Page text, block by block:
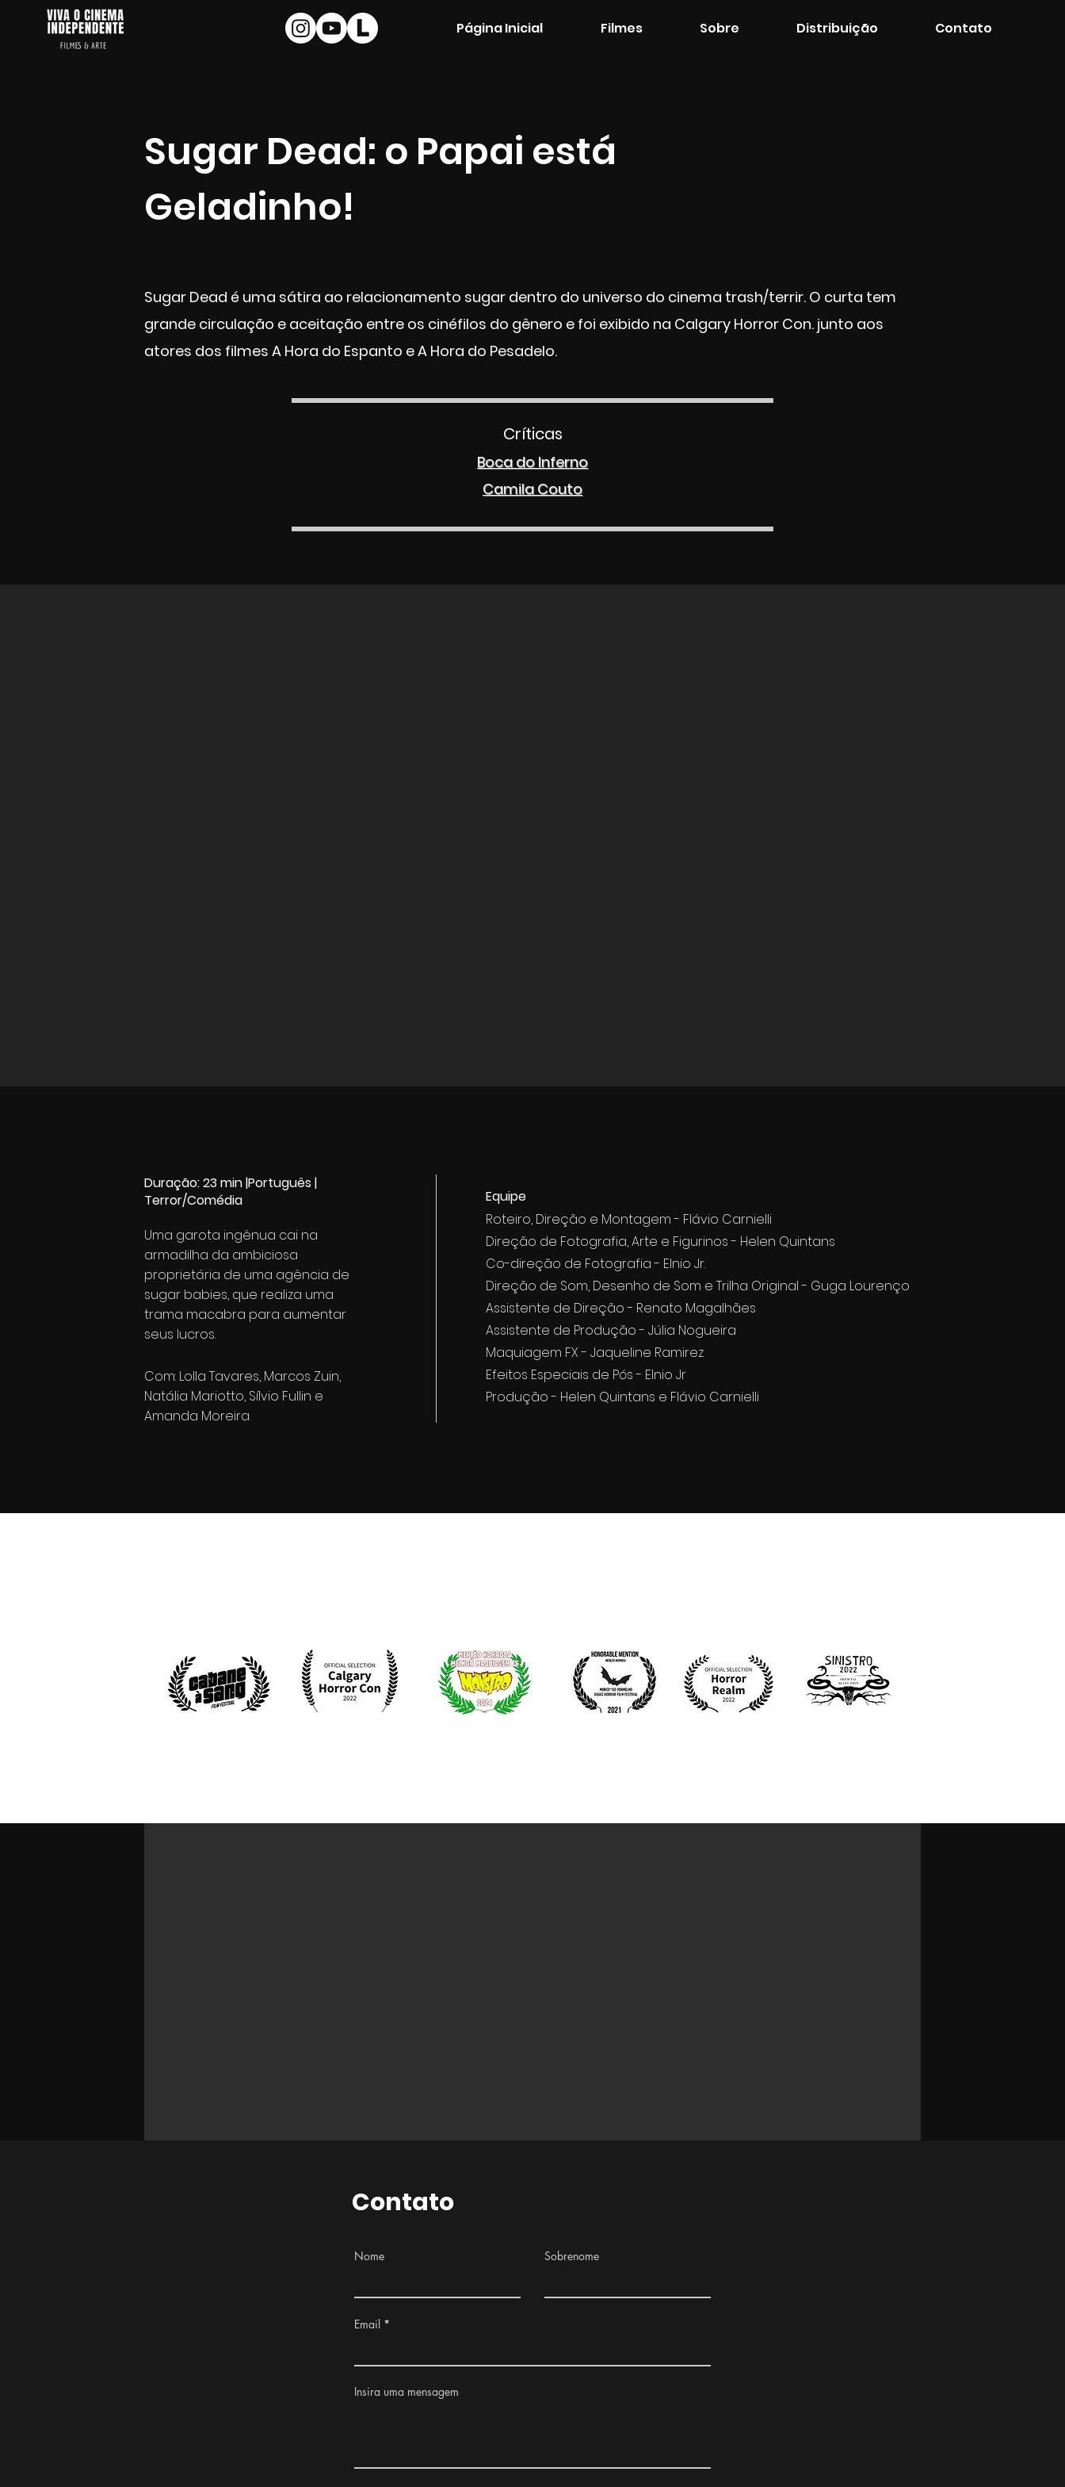
Página Inicial Filmes Sobre Distribuição Contato
Sugar Dead: o Papai está
Geladinho!
Sugar Dead é uma sátira ao relacionamento sugar dentro do universo do cinema trash/terrir. O curta tem
grande circulação e aceitação entre os cinéfilos do gênero e foi exibido na Calgary Horror Con. junto aos
atores dos filmes A Hora do Espanto e A Hora do Pesadelo.
Críticas
Boca do Inferno
Camila Couto
Equipe
Roteiro, Direção e Montagem - Flávio Carnielli
Direção de Fotografia, Arte e Figurinos - Helen Quintans
Co-direção de Fotografia - Elnio Jr.
Direção de Som, Desenho de Som e Trilha Original - Guga Lourenço
Assistente de Direção - Renato Magalhães
Assistente de Produção - Júlia Nogueira
Maquiagem FX - Jaqueline Ramirez
Efeitos Especiais de Pós - Elnio Jr
Produção - Helen Quintans e Flávio Carnielli
Com: Lolla Tavares, Marcos Zuin,
Natália Mariotto, Sílvio Fullin e
Amanda Moreira
Uma garota ingênua cai na
armadilha da ambiciosa
proprietária de uma agência de
sugar babies, que realiza uma
trama macabra para aumentar
seus lucros.
Duração: 23 min |Português |
Terror/Comédia
Contato
Nome Sobrenome
Email
Insira uma mensagem